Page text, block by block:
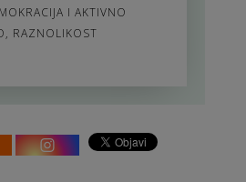
I AKTIVNO
, RAZNOLIKOST